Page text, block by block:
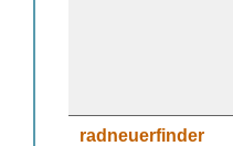
radneuerfinder